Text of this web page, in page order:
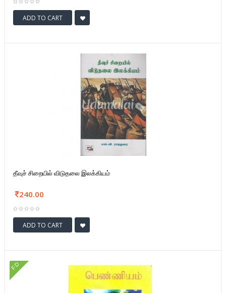
ADD TO CART
தீவுச் சிறையில் விடுதலை இலக்கியம்
240.00
ADD TO CART
FD